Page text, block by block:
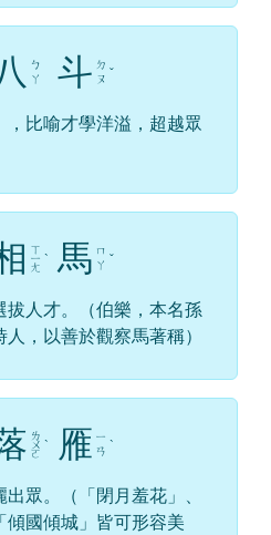
ㄅ
ㄚ
斗 ㄉ
ㄡ ˇ
，比喻才學洋溢，超越眾
ㄒ
ㄧ
ㄤ
ˋ 馬 ㄇ
ㄚ ˇ
拔人才。（伯樂，本名孫
，以善於觀察馬著稱）
ㄌ
ㄨ
ㄛ
ˋ 雁 ㄧ
ㄢ ˋ
眾。（「閉月羞花」、
傾國傾城」皆可形容美